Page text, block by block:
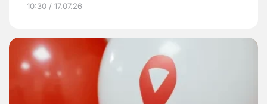
10:30 / 17.07.26